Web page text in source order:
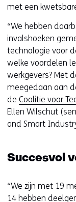
met een
“We hebben
invalshoeken
technologie voor
welke voordelen
werkgevers? Met
meegedaan aan
de Coalitie voor
Ellen Wilschut
and Smart
Succesvol
“We zijn met 19
14 hebben